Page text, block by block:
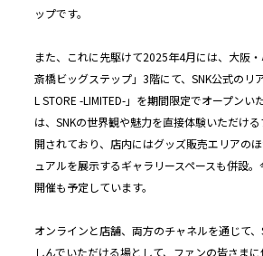
ップです。
また、これに先駆けて2025年4月には、大阪
斎橋ビッグステップ」3階にて、SNK公式のリ
L STORE -LIMITED-」を期間限定でオープンい
は、SNKの世界観や魅力を直接体験いただけ
開されており、店内にはグッズ販売エリアの
ュアルを展示するギャラリースペースも併設
開催も予定しています。
オンラインと店舗、両方のチャネルを通じて
しんでいただける場として、ファンの皆さま